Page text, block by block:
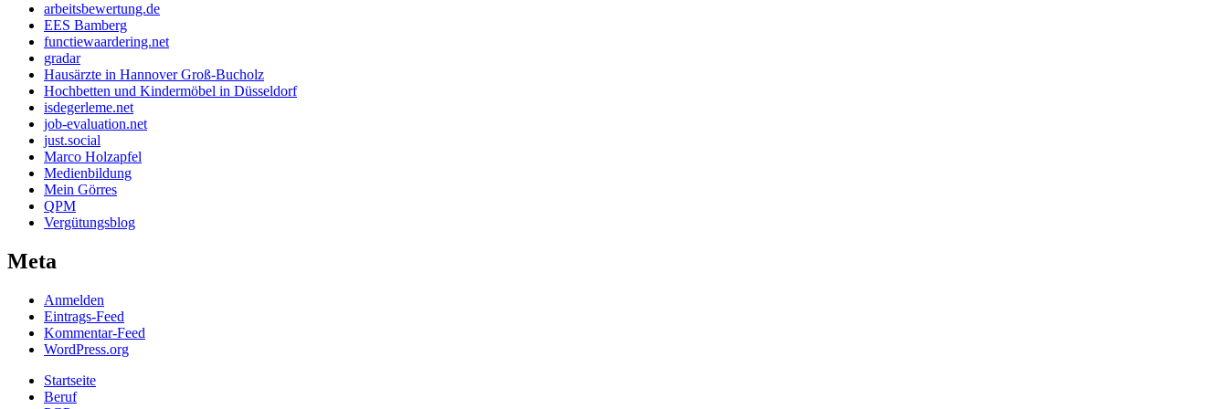
arbeitsbewertung.de
EES Bamberg
functiewaardering.net
gradar
Hausärzte in Hannover Groß-Bucholz
Hochbetten und Kindermöbel in Düsseldorf
isdegerleme.net
job-evaluation.net
just.social
Marco Holzapfel
Medienbildung
Mein Görres
QPM
Vergütungsblog
Meta
Anmelden
Eintrags-Feed
Kommentar-Feed
WordPress.org
Startseite
Beruf